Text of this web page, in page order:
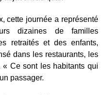
cette journée a représenté
dizaines de familles
retraités et des enfants,
dans les restaurants, les
« Ce sont les habitants qui
passager.